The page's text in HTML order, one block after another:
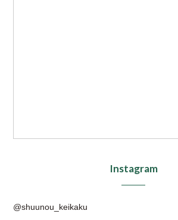
Instagram
@shuunou_keikaku